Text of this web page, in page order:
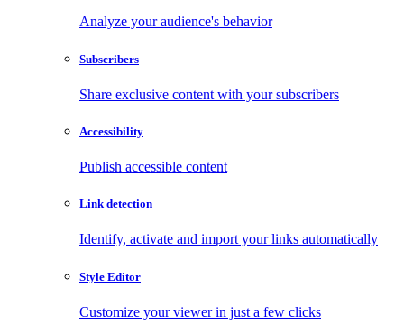
Analyze your audience's behavior
Subscribers
Share exclusive content with your subscribers
Accessibility
Publish accessible content
Link detection
Identify, activate and import your links automatically
Style Editor
Customize your viewer in just a few clicks